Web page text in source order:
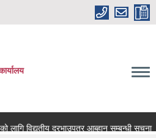
विद्युतीय दरभाउपत्र आब्हान सम्बन्धी सूचना